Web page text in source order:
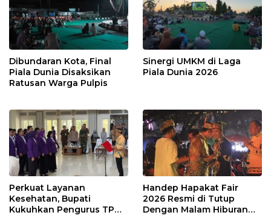
Dibundaran Kota, Final
Piala Dunia Disaksikan
Ratusan Warga Pulpis
Sinergi UMKM di Laga
Piala Dunia 2026
Perkuat Layanan
Kesehatan, Bupati
Kukuhkan Pengurus TP
Handep Hapakat Fair
2026 Resmi di Tutup
Dengan Malam Hiburan